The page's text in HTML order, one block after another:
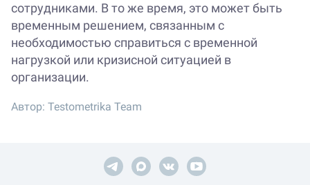
сотрудниками. В то же время, это может быть
временным решением, связанным с
необходимостью справиться с временной
нагрузкой или кризисной ситуацией в
организации.
Автор: Testometrika Team